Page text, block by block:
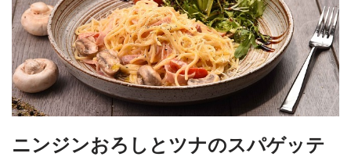
ニンジンおろしとツナのスパゲッテ